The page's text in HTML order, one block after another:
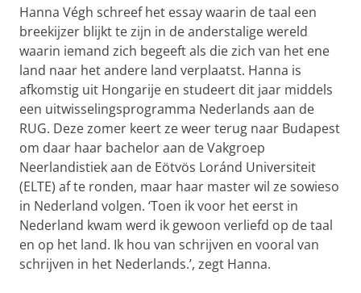
Hanna Végh schreef het essay waarin de taal een
breekijzer blijkt te zijn in de anderstalige wereld
waarin iemand zich begeeft als die zich van het ene
land naar het andere land verplaatst. Hanna is
afkomstig uit Hongarije en studeert dit jaar middels
een uitwisselingsprogramma Nederlands aan de
RUG. Deze zomer keert ze weer terug naar Budapest
om daar haar bachelor aan de Vakgroep
Neerlandistiek aan de Eötvös Loránd Universiteit
(ELTE) af te ronden, maar haar master wil ze sowieso
in Nederland volgen. ‘Toen ik voor het eerst in
Nederland kwam werd ik gewoon verliefd op de taal
en op het land. Ik hou van schrijven en vooral van
schrijven in het Nederlands.’, zegt Hanna.